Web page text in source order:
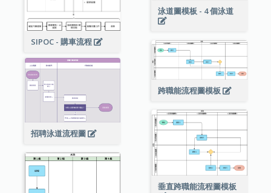
SIPOC - 購車流程
泳道圖模板 - 4 個泳道
跨職能流程圖模板
招聘泳道流程圖
垂直跨職能流程圖模板